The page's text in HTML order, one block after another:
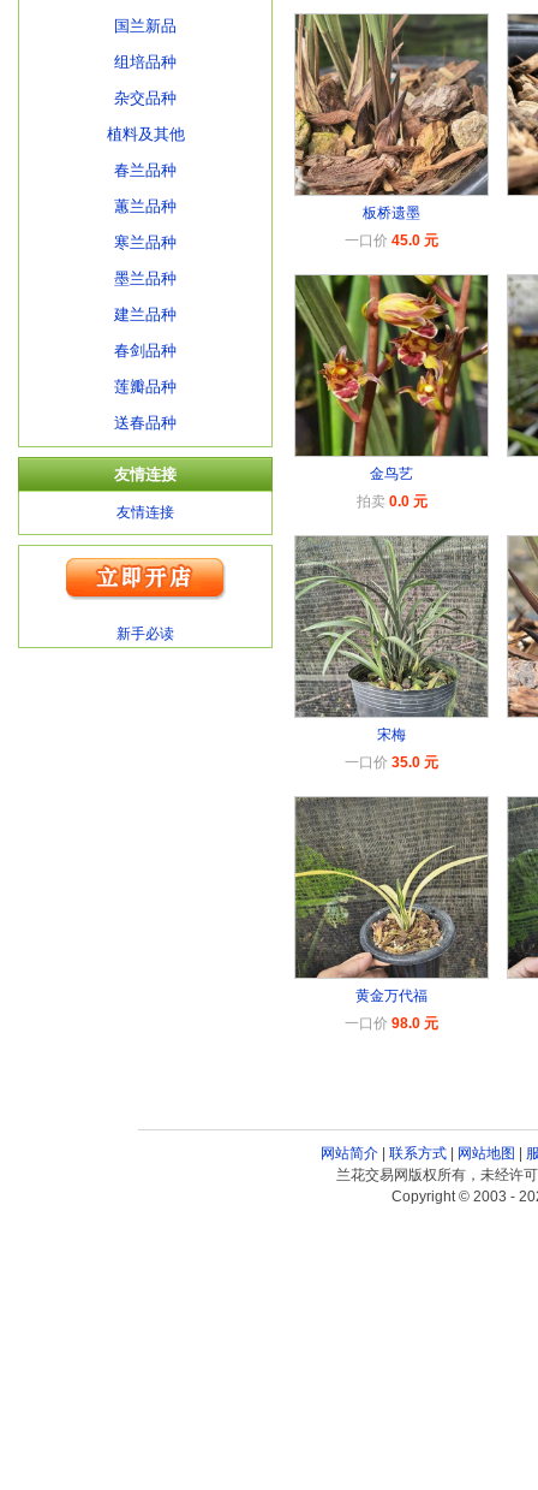
国兰新品
组培品种
杂交品种
植料及其他
春兰品种
蕙兰品种
寒兰品种
墨兰品种
建兰品种
春剑品种
莲瓣品种
送春品种
友情连接
友情连接
新手必读
板桥遗墨
一口价 45.0 元
金鸟艺
拍卖 0.0 元
宋梅
一口价 35.0 元
黄金万代福
一口价 98.0 元
网站简介| 联系方式| 网站地图 |
兰花交易网版权所有，未经许
Copyright © 2003 -